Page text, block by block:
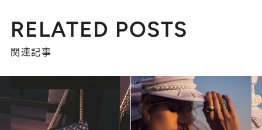
RELATED POSTS
関連記事